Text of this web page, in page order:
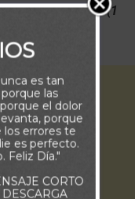
nuestra fe” (1
es tan
las
el dolor
porque
errores te
es perfecto.
Feliz Día."
CORTO